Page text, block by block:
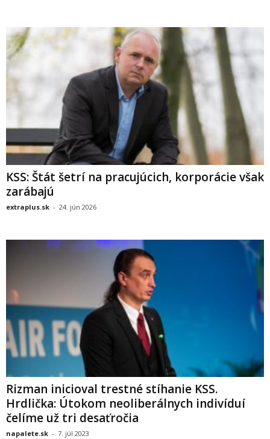
KSS: Štát šetrí na pracujúcich, korporácie však
zarábajú
extraplus.sk - 24. jún 2026
Rizman inicioval trestné stíhanie KSS.
Hrdlička: Útokom neoliberálnych indivíduí
čelíme už tri desaťročia
napalete.sk - 7. júl 2023